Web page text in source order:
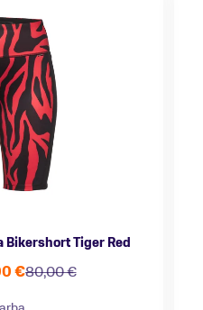
Bikershort Tiger Red
80,00 €
€